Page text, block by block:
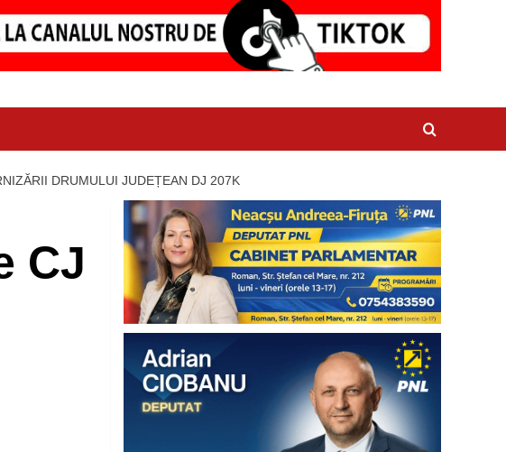
DRUMULUI JUDEȚEAN DJ 207K
CJ